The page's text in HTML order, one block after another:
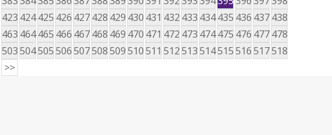
423 424425 426 427428 429 430 431 432 433 434435 436 437438
463 464465 466 467468 469 470 471 472 473 474475 476 477478
503504505506507508509510511 512513514515516517518
>>